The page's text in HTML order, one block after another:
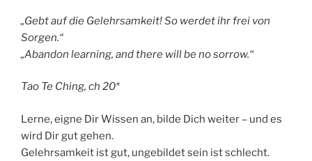
„Gebt auf die Gelehrsamkeit! So werdet ihr frei von
Sorgen.“
„Abandon learning, and there will be no sorrow.“
Tao Te Ching, ch 20*
Lerne, eigne Dir Wissen an, bilde Dich weiter – und es
wird Dir gut gehen.
Gelehrsamkeit ist gut, ungebildet sein ist schlecht.